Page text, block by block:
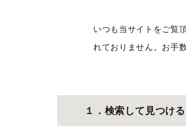
いつも当サイトをご覧
れておりません。お手
１．検索して見つける